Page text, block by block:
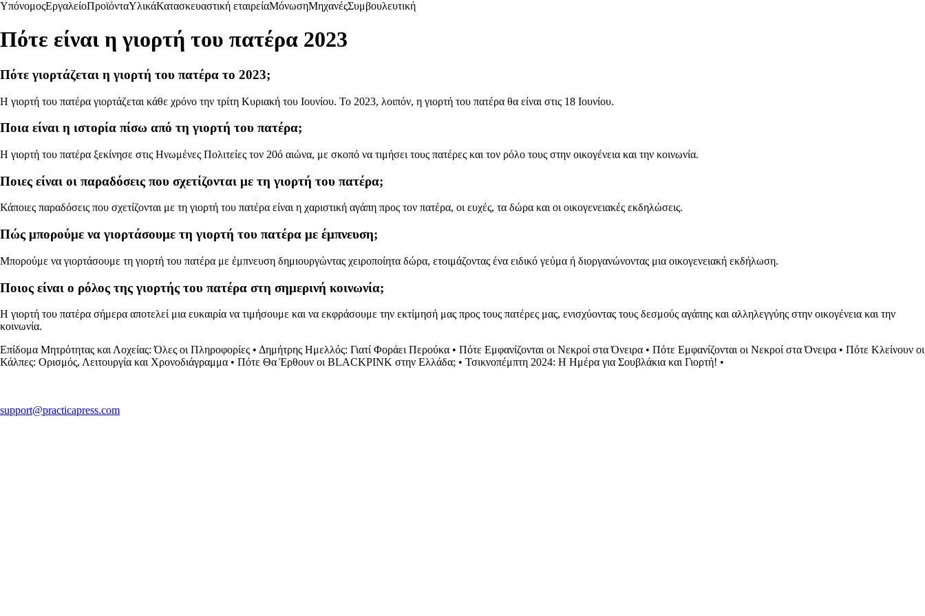
ΥπόνομοςΕργαλείοΠροϊόνταΥλικάΚατασκευαστική εταιρείαΜόνωσηΜηχανέςΣυμβουλευτική
Πότε είναι η γιορτή του πατέρα 2023
Πότε γιορτάζεται η γιορτή του πατέρα το 2023;
Η γιορτή του πατέρα γιορτάζεται κάθε χρόνο την τρίτη Κυριακή του Ιουνίου. Το 2023, λοιπόν, η γιορτή του πατέρα θα είναι στις 18 Ιουνίου.
Ποια είναι η ιστορία πίσω από τη γιορτή του πατέρα;
Η γιορτή του πατέρα ξεκίνησε στις Ηνωμένες Πολιτείες τον 20ό αιώνα, με σκοπό να τιμήσει τους πατέρες και τον ρόλο τους στην οικογένεια και την κοινωνία.
Ποιες είναι οι παραδόσεις που σχετίζονται με τη γιορτή του πατέρα;
Κάποιες παραδόσεις που σχετίζονται με τη γιορτή του πατέρα είναι η χαριστική αγάπη προς τον πατέρα, οι ευχές, τα δώρα και οι οικογενειακές εκδηλώσεις.
Πώς μπορούμε να γιορτάσουμε τη γιορτή του πατέρα με έμπνευση;
Μπορούμε να γιορτάσουμε τη γιορτή του πατέρα με έμπνευση δημιουργώντας χειροποίητα δώρα, ετοιμάζοντας ένα ειδικό γεύμα ή διοργανώνοντας μια οικογενειακή εκδήλωση.
Ποιος είναι ο ρόλος της γιορτής του πατέρα στη σημερινή κοινωνία;
Η γιορτή του πατέρα σήμερα αποτελεί μια ευκαιρία να τιμήσουμε και να εκφράσουμε την εκτίμησή μας προς τους πατέρες μας, ενισχύοντας τους δεσμούς αγάπης και αλληλεγγύης στην οικογένεια και την
κοινωνία.
Επίδομα Μητρότητας και Λοχείας: Όλες οι Πληροφορίες • Δημήτρης Ημελλός: Γιατί Φοράει Περούκα • Πότε Εμφανίζονται οι Νεκροί στα Όνειρα • Πότε Εμφανίζονται οι Νεκροί στα Όνειρα • Πότε Κλείνουν οι
Κάλπες: Ορισμός, Λειτουργία και Χρονοδιάγραμμα • Πότε Θα Έρθουν οι BLACKPINK στην Ελλάδα; • Τσικνοπέμπτη 2024: Η Ημέρα για Σουβλάκια και Γιορτή! •
support@practicapress.com